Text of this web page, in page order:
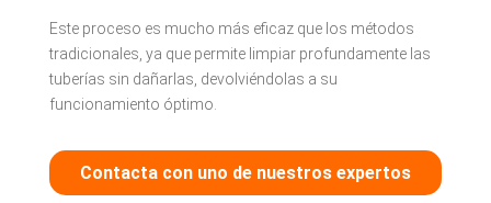
Este proceso es mucho más eficaz que los métodos
tradicionales, ya que permite limpiar profundamente las
tuberías sin dañarlas, devolviéndolas a su
funcionamiento óptimo.
Contacta con uno de nuestros expertos